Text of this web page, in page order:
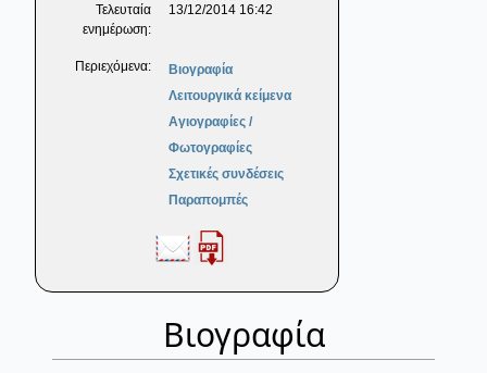
Τελευταία
ενημέρωση:
13/12/2014 16:42
Περιεχόμενα:
Βιογραφία
Λειτουργικά κείμενα
Αγιογραφίες /
Φωτογραφίες
Σχετικές συνδέσεις
Παραπομπές
Βιογραφία